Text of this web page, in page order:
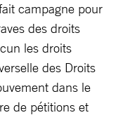
campagne pour
des droits
les droits
des Droits
dans le
de pétitions et